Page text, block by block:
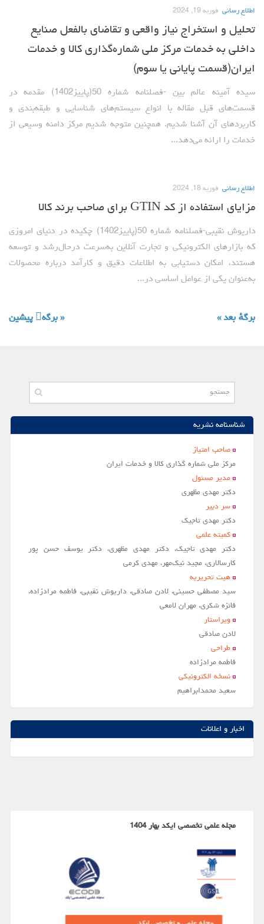
اطلاع رسانی فوریه 19, 2024
تحلیل و استخراج نیاز واقعی و تقاضای بالفعل صنایع
داخلی به خدمات مرکز ملی شماره‌گذاری کالا و خدمات
ایران(قسمت پایانی یا سوم)
سیده آمینه عالم بین -فصلنامه شماره 50(پاییز1402) مقدمه در
قسمت‌های قبل مقاله با انواع سیستم‌های شناسایی و طبقه‌بندی و
کاربردهای آن آشنا شدیم. همچنین متوجه شدیم مرکز دامنه وسیعی از
خدمات را ارائه می‌دهد...
اطلاع رسانی فوریه 18, 2024
مزایای استفاده از کد GTIN برای صاحب برند کالا
داریوش نقیبی-فصلنامه شماره 50(پاییز1402) چکیده در دنیای امروزی
که بازارهای الکترونیکی و تجارت آنلاین به‌سرعت درحال‌رشد و توسعه
هستند، امکان دستیابی به اطلاعات دقیق و کارآمد درباره محصولات
به‌عنوان یکی از عوامل اساسی در...
« برگه‌ٔ پیشین برگهٔ بعد »
شناسنامه نشریه
صاحب امتياز
مركز ملي شماره گذاري كالا و خدمات ايران
مدير مسئول
دکتر مهدی مظهری
سر دبير
دکتر مهدی تاجیک
کمیته علمی
دکتر مهدی تاجیک، دکتر مهدی مظهری، دکتر یوسف حسن پور
کارسالاری، مجید نیک‌مهر، مهدی کرمی
هیت تحریریه
سید مصطفی حسینی، لادن صادقی، داریوش نقیبی، فاطمه مرادزاده،
فائزه شکری، مهران لامعی
ویراستار
لادن صادقي
طراحی
فاطمه مرادزاده
نسخه الکترونیکی
سعيد محمدابراهيم
اخبار و اعلانات
مجله علمی تخصصی ایکد بهار 1404